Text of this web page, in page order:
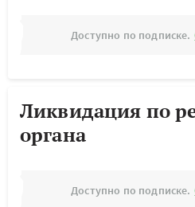
Доступно по подписке.
Ликвидация по
органа
Доступно по подписке.